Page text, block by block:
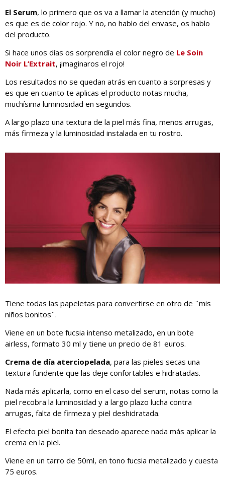
El Serum, lo primero que os va a llamar la atención (y mucho)
es que es de color rojo. Y no, no hablo del envase, os hablo
del producto.
Si hace unos días os sorprendía el color negro de Le Soin
Noir L’Extrait, ¡imaginaros el rojo!
Los resultados no se quedan atrás en cuanto a sorpresas y
es que en cuanto te aplicas el producto notas mucha,
muchísima luminosidad en segundos.
A largo plazo una textura de la piel más fina, menos arrugas,
más firmeza y la luminosidad instalada en tu rostro.
Tiene todas las papeletas para convertirse en otro de ¨mis
niños bonitos¨.
Viene en un bote fucsia intenso metalizado, en un bote
airless, formato 30 ml y tiene un precio de 81 euros.
Crema de día aterciopelada, para las pieles secas una
textura fundente que las deje confortables e hidratadas.
Nada más aplicarla, como en el caso del serum, notas como la
piel recobra la luminosidad y a largo plazo lucha contra
arrugas, falta de firmeza y piel deshidratada.
El efecto piel bonita tan deseado aparece nada más aplicar la
crema en la piel.
Viene en un tarro de 50ml, en tono fucsia metalizado y cuesta
75 euros.